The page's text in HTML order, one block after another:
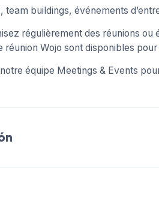
team buildings, événements
régulièrement des réunions
réunion Wojo sont disponibles
équipe Meetings & Events